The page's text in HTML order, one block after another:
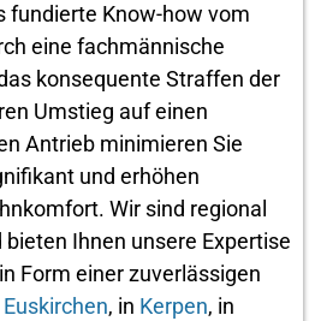
fundierte Know-how vom
eine fachmännische
konsequente Straffen der
Umstieg auf einen
Antrieb minimieren Sie
und erhöhen
Wir sind regional
Ihnen unsere Expertise
Form einer zuverlässigen
, in Kerpen, in